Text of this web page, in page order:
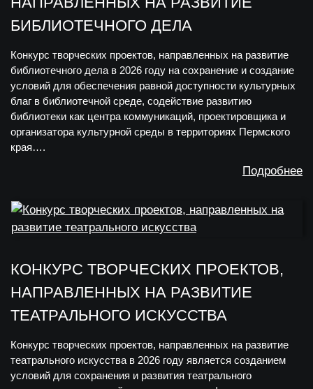
БИБЛИОТЕЧНОГО ДЕЛА
Конкурс творческих проектов, направленных на развитие
библиотечного дела в 2026 году на сохранение и создание
условий для обеспечения равной доступности культурных
благ в библиотечной среде, содействие развитию
библиотеки как центра коммуникаций, проектировщика и
организатора культурной среды в территориях Пермского
края….
Подробнее
КОНКУРС ТВОРЧЕСКИХ ПРОЕКТОВ,
НАПРАВЛЕННЫХ НА РАЗВИТИЕ
ТЕАТРАЛЬНОГО ИСКУССТВА
Конкурс творческих проектов, направленных на развитие
театрального искусства в 2026 году является созданием
условий для сохранения и развития театрального